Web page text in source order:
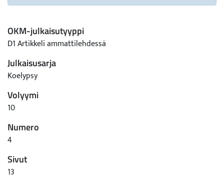
OKM-julkaisutyyppi
D1 Artikkeli ammattilehdessä
Julkaisusarja
Koelypsy
Volyymi
10
Numero
4
Sivut
13